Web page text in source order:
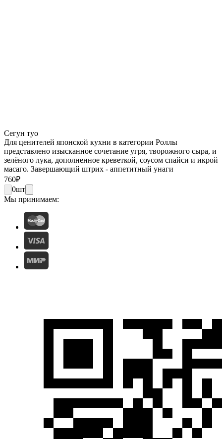
Сегун туо
Для ценителей японской кухни в категории Роллы
представлено изысканное сочетание угря, творожного сыра, и
зелёного лука, дополненное креветкой, соусом спайси и икрой
масаго. Завершающий штрих - аппетитный унаги
760₽
0шт
Мы принимаем: